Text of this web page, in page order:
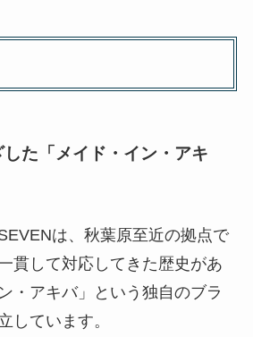
た「メイド・イン・アキ
は、秋葉原至近の拠点で
貫して対応してきた歴史があ
・アキバ」という独自のブラ
しています。